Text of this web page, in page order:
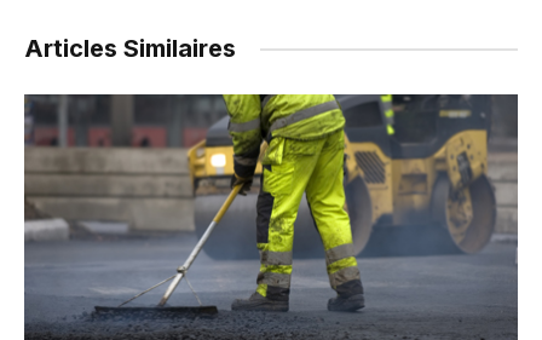
Articles Similaires